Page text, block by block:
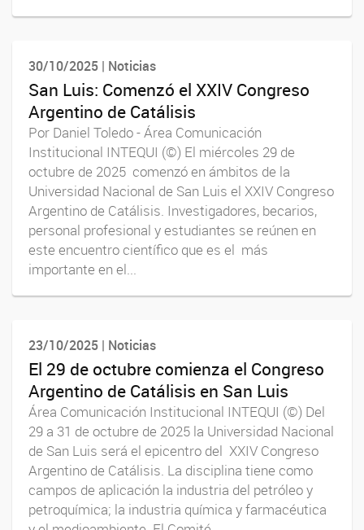
30/10/2025 | Noticias
San Luis: Comenzó el XXIV Congreso
Argentino de Catálisis
Por Daniel Toledo - Área Comunicación
Institucional INTEQUI (©) El miércoles 29 de
octubre de 2025 comenzó en ámbitos de la
Universidad Nacional de San Luis el XXIV Congreso
Argentino de Catálisis. Investigadores, becarios,
personal profesional y estudiantes se reúnen en
este encuentro científico que es el más
importante en el...
23/10/2025 | Noticias
El 29 de octubre comienza el Congreso
Argentino de Catálisis en San Luis
Área Comunicación Institucional INTEQUI (©) Del
29 a 31 de octubre de 2025 la Universidad Nacional
de San Luis será el epicentro del XXIV Congreso
Argentino de Catálisis. La disciplina tiene como
campos de aplicación la industria del petróleo y
petroquímica; la industria química y farmacéutica